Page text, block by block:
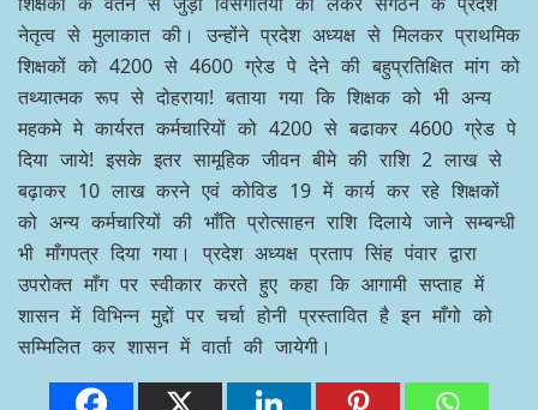
नेतृत्व से मुलाकात की। उन्होंने प्रदेश अध्यक्ष से मिलकर प्राथमिक
शिक्षकों को 4200 से 4600 ग्रेड पे देने की बहुप्रतिक्षित मांग को
तथ्यात्मक रूप से दोहराया! बताया गया कि शिक्षक को भी अन्य
महकमे मे कार्यरत कर्मचारियों को 4200 से बढाकर 4600 ग्रेड पे
दिया जाये! इसके इतर सामूहिक जीवन बीमे की राशि 2 लाख से
बढ़ाकर 10 लाख करने एवं कोविड 19 में कार्य कर रहे शिक्षकों
को अन्य कर्मचारियों की भाँति प्रोत्साहन राशि दिलाये जाने सम्बन्धी
भी माँगपत्र दिया गया। प्रदेश अध्यक्ष प्रताप सिंह पंवार द्वारा
उपरोक्त माँग पर स्वीकार करते हुए कहा कि आगामी सप्ताह में
शासन में विभिन्न मुद्दों पर चर्चा होनी प्रस्तावित है इन माँगो को
सम्मिलित कर शासन में वार्ता की जायेगी।